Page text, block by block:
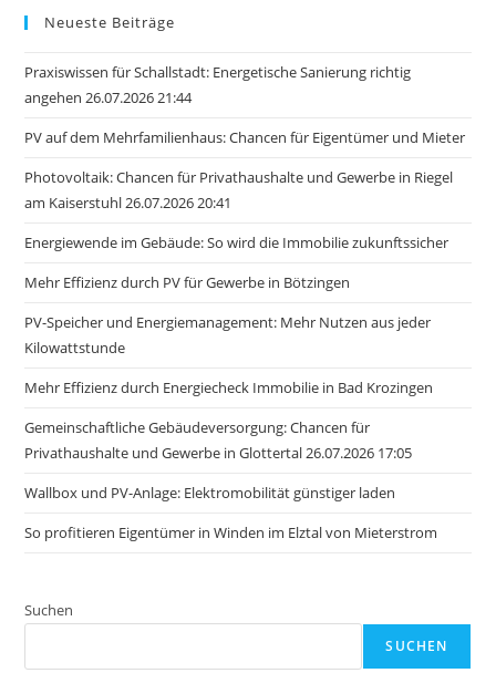
Neueste Beiträge
Praxiswissen für Schallstadt: Energetische Sanierung richtig
angehen 26.07.2026 21:44
PV auf dem Mehrfamilienhaus: Chancen für Eigentümer und Mieter
Photovoltaik: Chancen für Privathaushalte und Gewerbe in Riegel
am Kaiserstuhl 26.07.2026 20:41
Energiewende im Gebäude: So wird die Immobilie zukunftssicher
Mehr Effizienz durch PV für Gewerbe in Bötzingen
PV-Speicher und Energiemanagement: Mehr Nutzen aus jeder
Kilowattstunde
Mehr Effizienz durch Energiecheck Immobilie in Bad Krozingen
Gemeinschaftliche Gebäudeversorgung: Chancen für
Privathaushalte und Gewerbe in Glottertal 26.07.2026 17:05
Wallbox und PV-Anlage: Elektromobilität günstiger laden
So profitieren Eigentümer in Winden im Elztal von Mieterstrom
Suchen
SUCHEN